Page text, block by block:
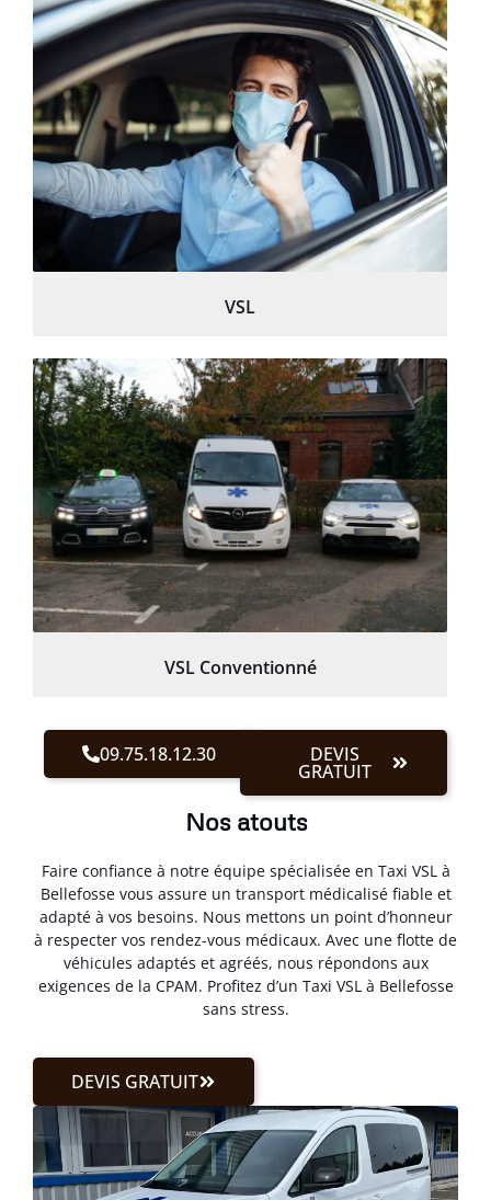
VSL
VSL Conventionné
09.75.18.12.30 DEVIS
GRATUIT
Nos atouts
Faire confiance à notre équipe spécialisée en Taxi VSL à
Bellefosse vous assure un transport médicalisé fiable et
adapté à vos besoins. Nous mettons un point d’honneur
à respecter vos rendez-vous médicaux. Avec une flotte de
véhicules adaptés et agréés, nous répondons aux
exigences de la CPAM. Profitez d’un Taxi VSL à Bellefosse
sans stress.
DEVIS GRATUIT